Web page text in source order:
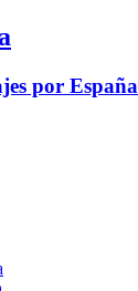
por España